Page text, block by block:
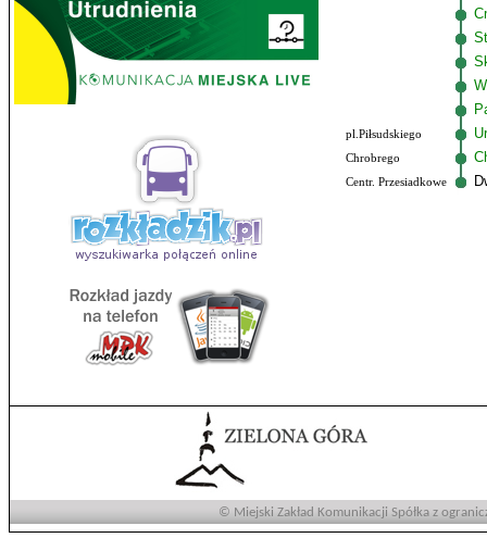
pl.Piłsudskiego
Chrobrego
Centr. Przesiadkowe
© Miejski Zakład Komunikacji Spółka z